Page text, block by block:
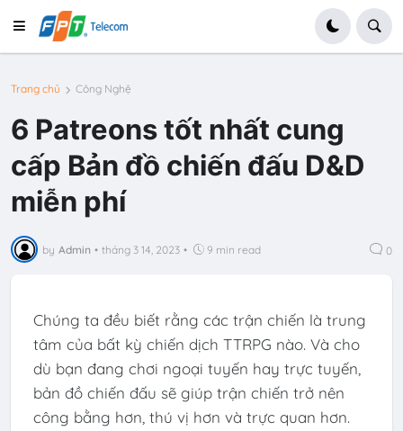
Trang chủ Công Nghệ
6 Patreons tốt nhất cung
cấp Bản đồ chiến đấu D&D
miễn phí
by Admin • tháng 3 14, 2023 • 9 min read 0
Chúng ta đều biết rằng các trận chiến là trung
tâm của bất kỳ chiến dịch TTRPG nào. Và cho
dù bạn đang chơi ngoại tuyến hay trực tuyến,
bản đồ chiến đấu sẽ giúp trận chiến trở nên
công bằng hơn, thú vị hơn và trực quan hơn.